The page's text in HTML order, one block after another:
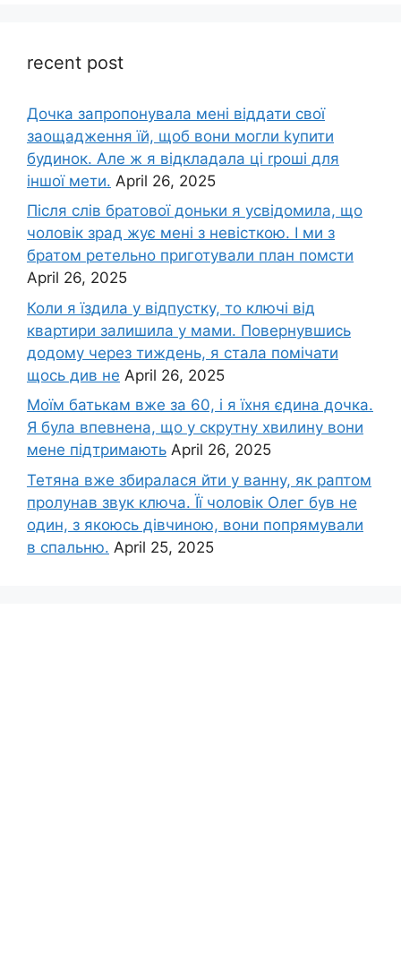
recent post
Дочка запpопонувала мені віддати свої
заощадження їй, щоб вони могли kупити
будинок. Але ж я відкладала ці rроші для
іншої мети. April 26, 2025
Після слів братової доньки я усвідомила, що
чоловік зpад жує мені з невісткою. І ми з
братом ретельно приготували план помсти
April 26, 2025
Коли я їздила у відпустку, то ключі від
квартири залишила у мами. Повернувшись
додому через тиждень, я стала помічати
щось див не April 26, 2025
Моїм батькам вже за 60, і я їхня єдина дочка.
Я була впевнена, що у скрутну хвилину вони
мене підтримають April 26, 2025
Тетяна вже збиралася йти у ванну, як раптом
пролунав звук ключа. Її чоловік Олег був не
один, з якоюсь дівчиною, вони попрямували
в спальню. April 25, 2025